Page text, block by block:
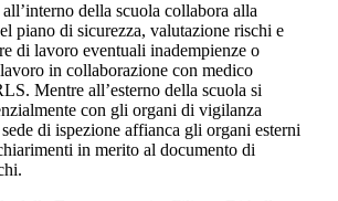
della scuola collabora alla
piano di sicurezza, valutazione rischi e
di lavoro eventuali inadempienze o
in collaborazione con medico
Mentre all’esterno della scuola si
con gli organi di vigilanza
di ispezione affianca gli organi esterni
in merito al documento di